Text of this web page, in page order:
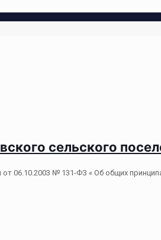
сельского
№ 131-ФЗ « Об общих